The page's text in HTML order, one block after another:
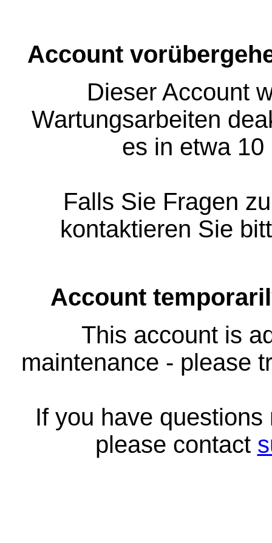
Account
Dieser Account
Wartungsarbeiten
es in etwa
Falls Sie Fragen
kontaktieren Sie
Account
This account is
maintenance - please
If you have
please contact